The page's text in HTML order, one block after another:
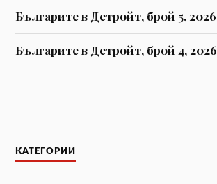
Българите в Детройт, брой 5, 2026
Българите в Детройт, брой 4, 2026
КАТЕГОРИИ